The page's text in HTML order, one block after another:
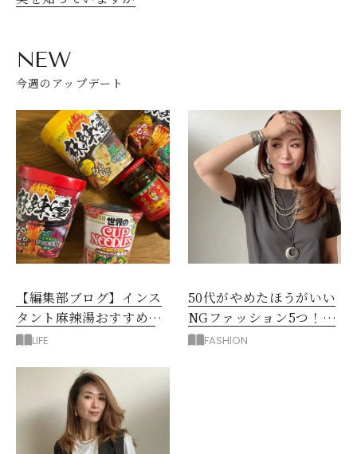
NEW
今週のアップデート
【編集部ブログ】インス
タント麻辣湯おすすめ3
選！シビ辛好きはお試し
LIFE
50代がやめたほうがいい
NGファッション5つ！手
持ち服を見直すコツ
FASHION